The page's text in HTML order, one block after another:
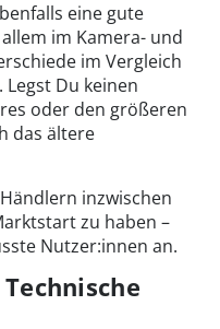
eine gute
im Kamera- und
im Vergleich
Du keinen
oder den größeren
das ältere
inzwischen
zu haben –
Nutzer:innen an.